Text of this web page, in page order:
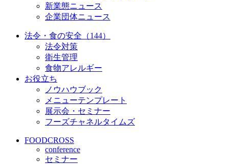
新業態ニュース
企業団体ニュース
法令・食の安全（144）
法令対策
衛生管理
食物アレルギー
お役立ち
ノウハウブック
メニューテンプレート
展示会・セミナー
フーズチャネルタイムズ
FOODCROSS
conference
セミナー